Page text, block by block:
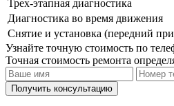
Трех-этапная диагностика
Диагностика во время движения
Снятие и установка (передний
Узнайте точную стоимость по
Точная стоимость ремонта
Получить консультацию